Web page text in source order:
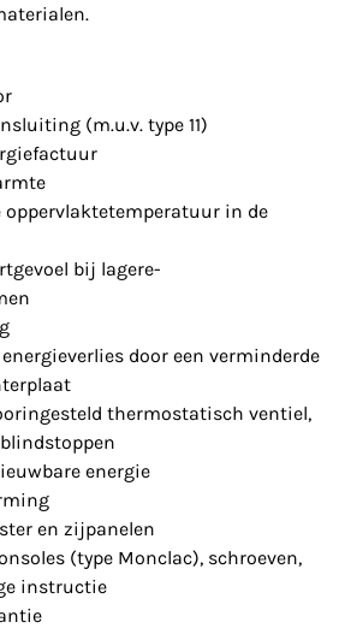
(m.u.v. type 11)
oppervlaktetemperatuur in de
bij lagere-
door een verminderde
thermostatisch ventiel,
energie
en zijpanelen
(type Monclac), schroeven,
instructie